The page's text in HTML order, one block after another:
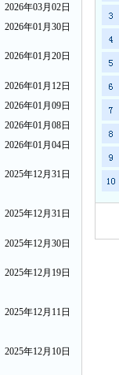
2026年03月02日
2026年01月30日
2026年01月20日
2026年01月12日
2026年01月09日
2026年01月08日
2026年01月04日
2025年12月31日
2025年12月31日
2025年12月30日
2025年12月19日
2025年12月11日
2025年12月10日